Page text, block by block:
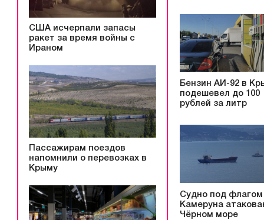
США исчерпали запасы
ракет за время войны с
Ираном
Пассажирам поездов
напомнили о перевозках в
Крыму
Бензин АИ-92 в
подешевел до 100
рублей за литр
Судно под флагом
Камеруна
Чёрном море